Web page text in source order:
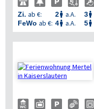
Zi. ab €: 2 a.A. 3
FeWo ab €: 4 a.A. 5